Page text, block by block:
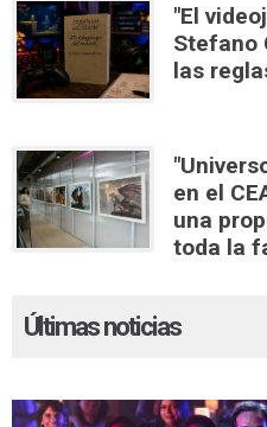
"El
Stefano
las
en el
una
toda la
Últimas noticias